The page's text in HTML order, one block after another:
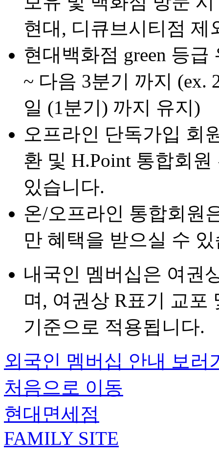
현대, 디큐브시티점 제
현대백화점 green 등
~ 다음 3분기 까지 (ex.
일 (1분기) 까지 유지)
오프라인 단독가입 회
환 및 H.Point 통합회
있습니다.
온/오프라인 통합회원
만 혜택을 받으실 수
내국인 멤버십은 여권
며, 여권상 R표기 교포
기준으로 적용됩니다.
외국인 멤버십 안내 보러
처음으로 이동
현대면세점
FAMILY SITE